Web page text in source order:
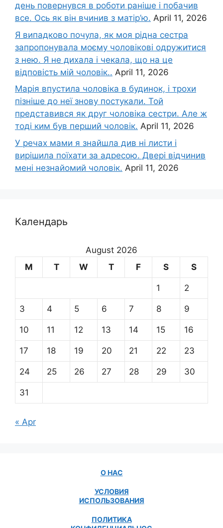
день повернувся в роботи раніше і побачив
все. Ось як він вчинив з матір’ю. April 11, 2026
Я випадково почула, як моя рідна сестра
запропонувала моєму чоловікові одружитися
з нею. Я не дихала і чекала, що на це
відповість мій чоловік.. April 11, 2026
Марія впустила чоловіка в будинок, і трохи
пізніше до неї знову постукали. Той
представився як друг чоловіка сестри. Але ж
тоді ким був перший чоловік. April 11, 2026
У речах мами я знайшла див ні листи і
вирішила поїхати за адресою. Двері відчинив
мені незнайомий чоловік. April 11, 2026
Календарь
August 2026
M
T W T F S S
1 2
3 4 5 6 7 8 9
10 11 12 13 14 15 16
17 18 19 20 21 22 23
24 25 26 27 28 29 30
31
« Apr
О НАС
УСЛОВИЯ
ИСПОЛЬЗОВАНИЯ
ПОЛИТИКА